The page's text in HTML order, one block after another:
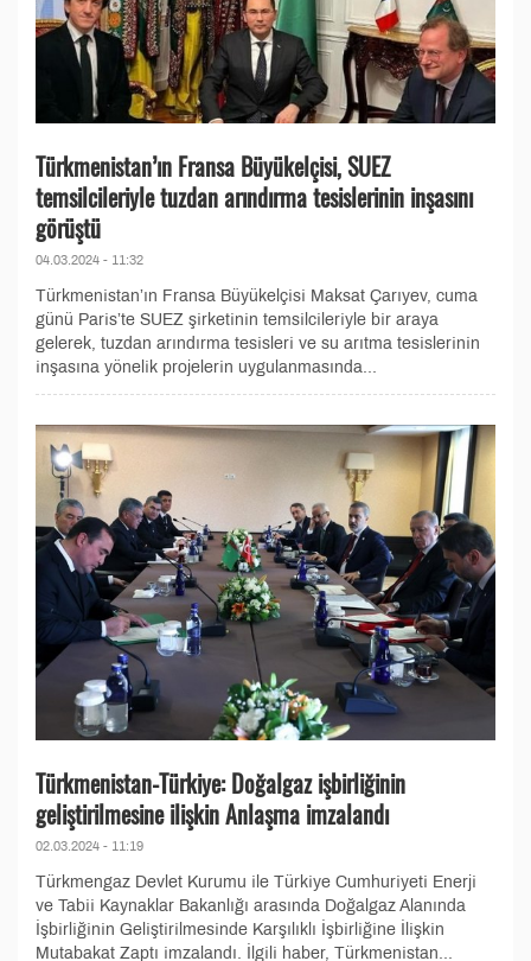
Türkmenistan’ın Fransa Büyükelçisi, SUEZ
temsilcileriyle tuzdan arındırma tesislerinin inşasını
görüştü
04.03.2024 - 11:32
Türkmenistan’ın Fransa Büyükelçisi Maksat Çarıyev, cuma
günü Paris’te SUEZ şirketinin temsilcileriyle bir araya
gelerek, tuzdan arındırma tesisleri ve su arıtma tesislerinin
inşasına yönelik projelerin uygulanmasında...
Türkmenistan-Türkiye: Doğalgaz işbirliğinin
geliştirilmesine ilişkin Anlaşma imzalandı
02.03.2024 - 11:19
Türkmengaz Devlet Kurumu ile Türkiye Cumhuriyeti Enerji
ve Tabii Kaynaklar Bakanlığı arasında Doğalgaz Alanında
İşbirliğinin Geliştirilmesinde Karşılıklı İşbirliğine İlişkin
Mutabakat Zaptı imzalandı. İlgili haber, Türkmenistan...